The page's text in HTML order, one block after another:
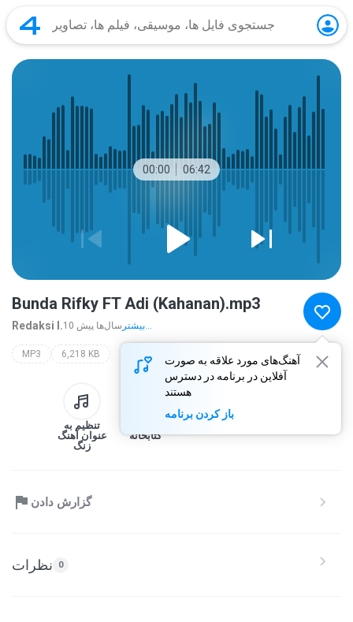
00:00 06:42
آهنگ‌های مورد علاقه به صورت
آفلاین در برنامه در دسترس
هستند
باز کردن برنامه
Bunda Rifky FT Adi (Kahanan).mp3
Redaksi I. 10 سال‌ها پیش بیشتر...
MP3 6,218 KB
تنظیم به
عنوان آهنگ
زنگ
کتابخانه
گزارش دادن
نظرات 0